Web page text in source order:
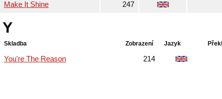
Make It Shine 247
Y
Skladba Zobrazení Jazyk
You're The Reason 214